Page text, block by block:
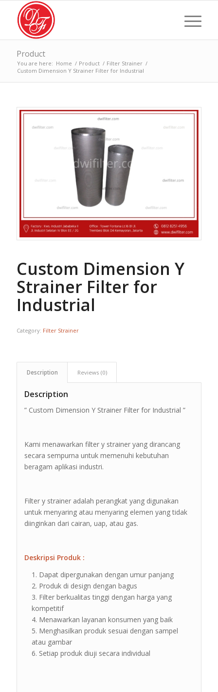
Product
You are here: Home / Product / Filter Strainer /
Custom Dimension Y Strainer Filter for Industrial
Custom Dimension Y
Strainer Filter for
Industrial
Category: Filter Strainer
Description Reviews (0)
Description
” Custom Dimension Y Strainer Filter for Industrial ”
Kami menawarkan filter y strainer yang dirancang
secara sempurna untuk memenuhi kebutuhan
beragam aplikasi industri.
Filter y strainer adalah perangkat yang digunakan
untuk menyaring atau menyaring elemen yang tidak
diinginkan dari cairan, uap, atau gas.
Deskripsi Produk :
Dapat dipergunakan dengan umur panjang
Produk di design dengan bagus
Filter berkualitas tinggi dengan harga yang
kompetitif
Menawarkan layanan konsumen yang baik
Menghasilkan produk sesuai dengan sampel
atau gambar
Setiap produk diuji secara individual